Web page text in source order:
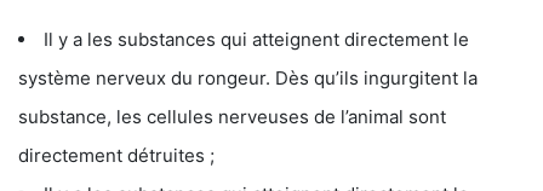
Il y a les substances qui atteignent directement le
système nerveux du rongeur. Dès qu’ils ingurgitent la
substance, les cellules nerveuses de l’animal sont
directement détruites ;